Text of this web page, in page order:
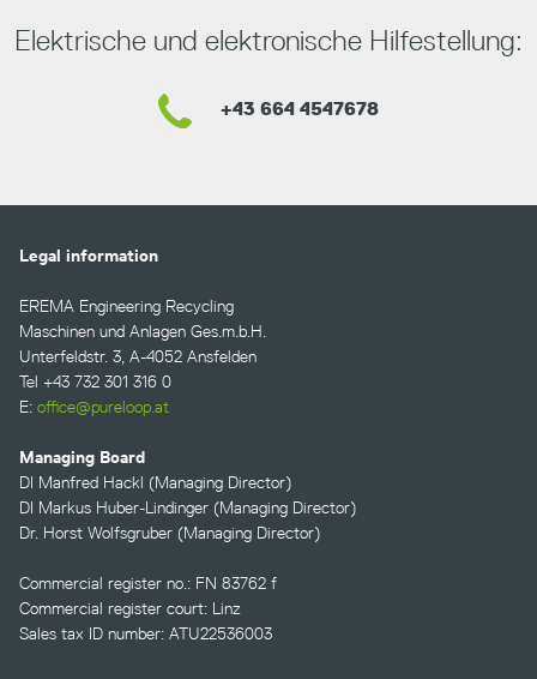
Elektrische und elektronische Hilfestellung:
+43 664 4547678
Legal information
EREMA Engineering Recycling
Maschinen und Anlagen Ges.m.b.H.
Unterfeldstr. 3, A-4052 Ansfelden
Tel +43 732 301 316 0
E: office@pureloop.at
Managing Board
DI Manfred Hackl (Managing Director)
DI Markus Huber-Lindinger (Managing Director)
Dr. Horst Wolfsgruber (Managing Director)
Commercial register no.: FN 83762 f
Commercial register court: Linz
Sales tax ID number: ATU22536003